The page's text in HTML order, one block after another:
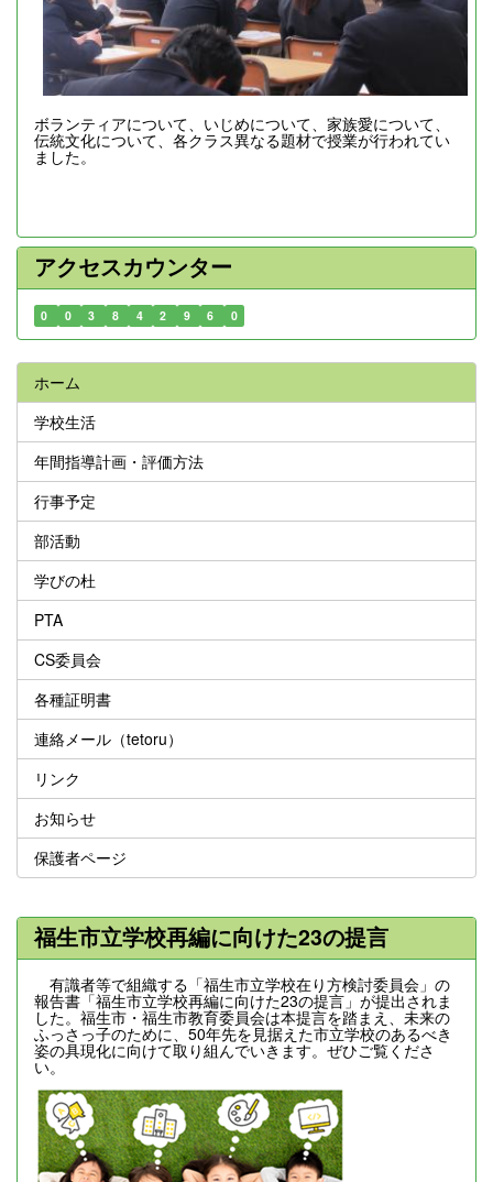
ボランティアについて、いじめについて、家族愛について、
伝統文化について、各クラス異なる題材で授業が行われてい
ました。
アクセスカウンター
0 0 3 8 4 2 9 6 0
ホーム
学校生活
年間指導計画・評価方法
行事予定
部活動
学びの杜
PTA
CS委員会
各種証明書
連絡メール（tetoru）
リンク
お知らせ
保護者ページ
福生市立学校再編に向けた23の提言
有識者等で組織する「福生市立学校在り方検討委員会」の
報告書「福生市立学校再編に向けた23の提言」が提出されま
した。福生市・福生市教育委員会は本提言を踏まえ、未来の
ふっさっ子のために、50年先を見据えた市立学校のあるべき
姿の具現化に向けて取り組んでいきます。ぜひご覧くださ
い。